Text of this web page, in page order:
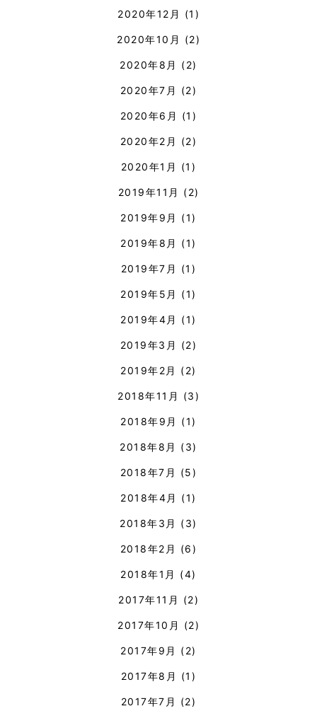
2020年12月 (1)
2020年10月 (2)
2020年8月 (2)
2020年7月 (2)
2020年6月 (1)
2020年2月 (2)
2020年1月 (1)
2019年11月 (2)
2019年9月 (1)
2019年8月 (1)
2019年7月 (1)
2019年5月 (1)
2019年4月 (1)
2019年3月 (2)
2019年2月 (2)
2018年11月 (3)
2018年9月 (1)
2018年8月 (3)
2018年7月 (5)
2018年4月 (1)
2018年3月 (3)
2018年2月 (6)
2018年1月 (4)
2017年11月 (2)
2017年10月 (2)
2017年9月 (2)
2017年8月 (1)
2017年7月 (2)